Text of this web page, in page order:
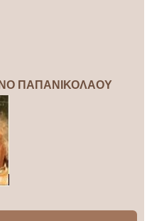
ΠΑΠΑΝΙΚΟΛΑΟΥ